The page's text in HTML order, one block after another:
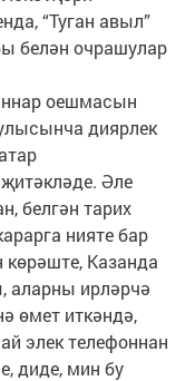
“Туган авыл”
белән очрашулар
оешмасын
диярлек
Әле
белгән тарих
нияте бар
көрәште, Казанда
аларны ирләрчә
өмет иткәндә,
элек телефоннан
диде, мин бу